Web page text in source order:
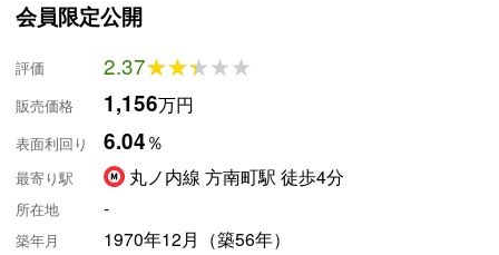
会員限定公開
評価 2.37★★★★★
★★★★★
販売価格 1,156万円
表面利回り 6.04％
最寄り駅 丸ノ内線 方南町駅 徒歩4分
所在地 -
築年月 1970年12月（築56年）